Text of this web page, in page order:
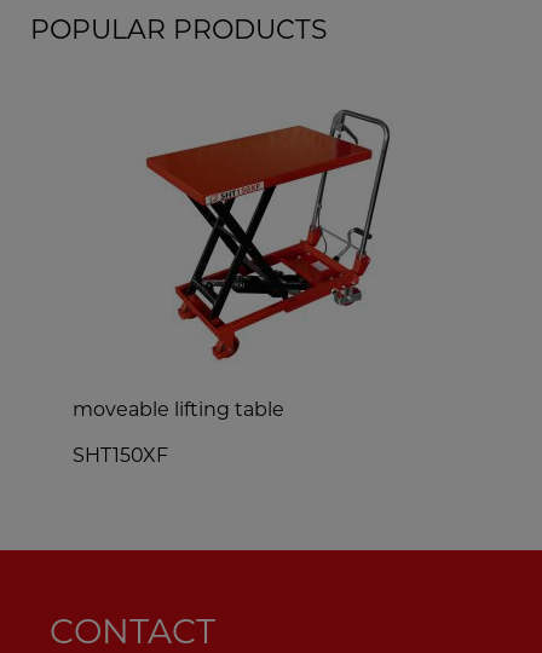
POPULAR PRODUCTS
moveable lifting table
SHT150XF
CONTACT